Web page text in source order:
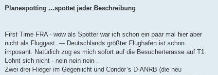
Planespotting ...spottet jeder Beschreibung
First Time FRA - wow als Spotter war ich schon ein paar mal hier aber
nicht als Fluggast. --- Deutschlands größter Flughafen ist schon
imposant. Natürlich zog es mich sofort auf die Besucherterasse auf T1.
Lohnt sich nicht - nein nein nein .
Zwei drei Flieger im Gegenlicht und Condor`s D-ANRB (die neu